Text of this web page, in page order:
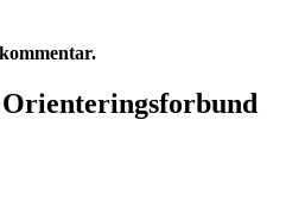
Orienteringsforbund